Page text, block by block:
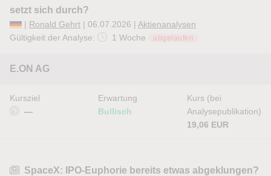
setzt sich durch?
| Ronald Gehrt | 06.07.2026 | Aktienanalysen
Gültigkeit der Analyse:
1 Woche abgelaufen
E.ON AG
Kursziel
—
Erwartung
Bullisch
Kurs (bei
Analysepublikation)
19,06 EUR
SpaceX: IPO-Euphorie bereits etwas abgeklungen?